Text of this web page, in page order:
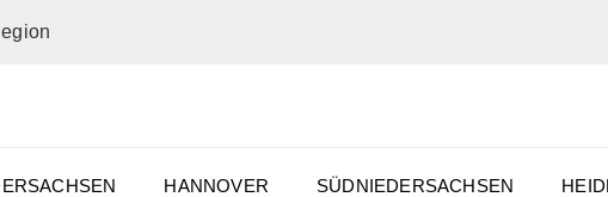
HANNOVER SÜDNIEDERSACHSEN